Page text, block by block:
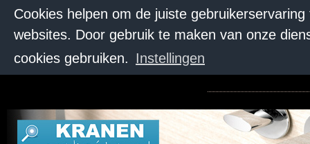
Cookies helpen om de juiste
websites. Door gebruik te maken van onze
cookies gebruiken. Instellingen